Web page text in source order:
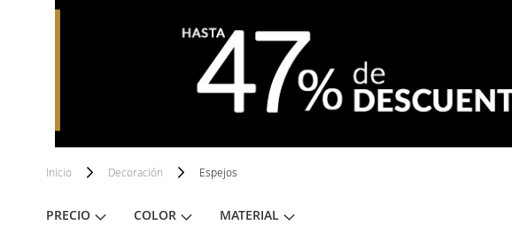
Inicio Decoración Espejos
PRECIO COLOR MATERIAL